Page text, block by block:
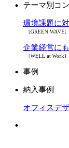
テーマ別コ
環境課題に
[GREEN WAVE]
企業経営に
[WELL at Work]
事例
納入事例
オフィスデ